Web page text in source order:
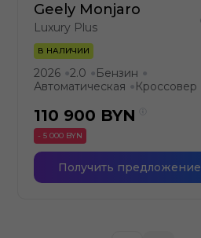
Geely Monjaro
Luxury Plus
В НАЛИЧИИ
2026 ●2.0 ● Бензин ●
Автоматическая ● Кроссовер
110 900 BYN
- 5 000 BYN
Получить предложение